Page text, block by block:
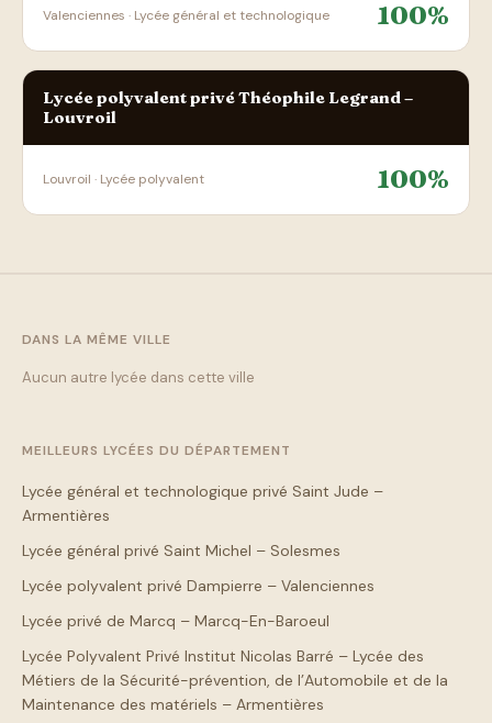
Valenciennes · Lycée général et technologique 100%
Lycée polyvalent privé Théophile Legrand –
Louvroil
Louvroil · Lycée polyvalent 100%
DANS LA MÊME VILLE
Aucun autre lycée dans cette ville
MEILLEURS LYCÉES DU DÉPARTEMENT
Lycée général et technologique privé Saint Jude –
Armentières
Lycée général privé Saint Michel – Solesmes
Lycée polyvalent privé Dampierre – Valenciennes
Lycée privé de Marcq – Marcq-En-Baroeul
Lycée Polyvalent Privé Institut Nicolas Barré – Lycée des
Métiers de la Sécurité-prévention, de l’Automobile et de la
Maintenance des matériels – Armentières